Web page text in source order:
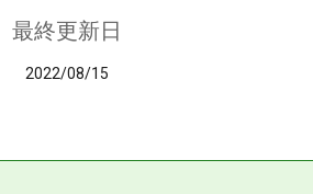
最終更新日
2022/08/15